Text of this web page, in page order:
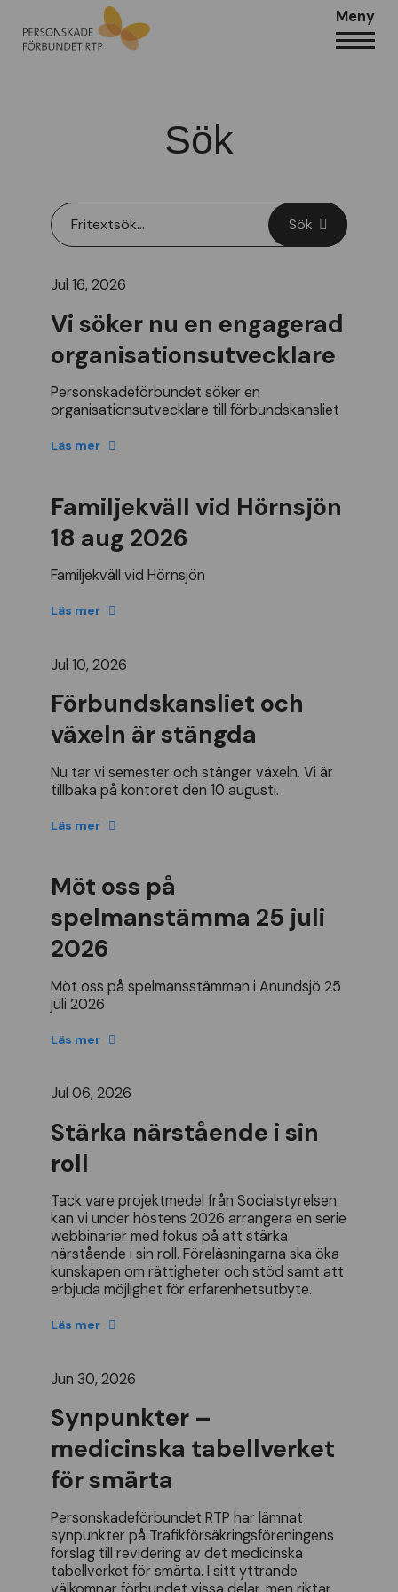
Meny
Sök
Sök
Jul 16, 2026
Vi söker nu en engagerad
organisationsutvecklare
Personskadeförbundet sökeren
organisationsutvecklare till förbundskansliet
Läs mer
Familjekväll vid Hörnsjön
18 aug 2026
Familjekväll vid Hörnsjön
Läs mer
Jul 10, 2026
Förbundskansliet och
växeln är stängda
Nu tarvi semesteroch stängerväxeln.Vi är
tillbaka på kontoret den 10 augusti.
Läs mer
Möt oss på
spelmanstämma 25 juli
2026
Möt oss påspelmansstämman i Anundsjö25
juli 2026
Läs mer
Jul 06, 2026
Stärka närstående i sin
roll
Tackvare projektmedel från Socialstyrelsen
kan vi underhöstens 2026 arrangera en serie
webbinariermed fokus påatt stärka
närstående i sin roll.Föreläsningarna ska öka
kunskapen om rättigheteroch stöd samt att
erbjuda möjlighet förerfarenhetsutbyte.
Läs mer
Jun 30, 2026
Synpunkter –
medicinska tabellverket
för smärta
Personskadeförbundet RTP har lämnat
synpunkterpå Trafikförsäkringsföreningens
förslag till revideringav det medicinska
tabellverket försmärta.I sitt yttrande